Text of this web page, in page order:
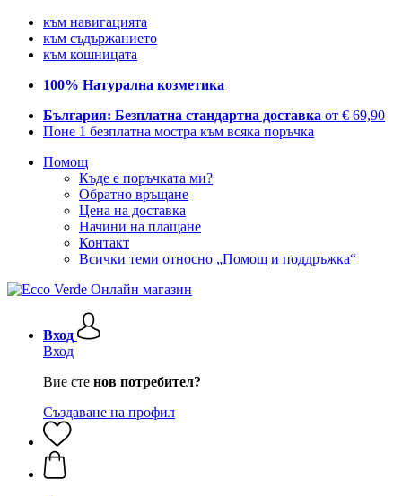
към навигацията
към съдържанието
към кошницата
100% Натурална козметика
България: Безплатна стандартна доставка от € 69,90
Поне 1 безплатна мостра към всяка поръчка
Помощ
Къде е поръчката ми?
Обратно връщане
Цена на доставка
Начини на плащане
Контакт
Всички теми относно „Помощ и поддръжка“
Вход
Вход
Вие сте нов потребител?
Създаване на профил